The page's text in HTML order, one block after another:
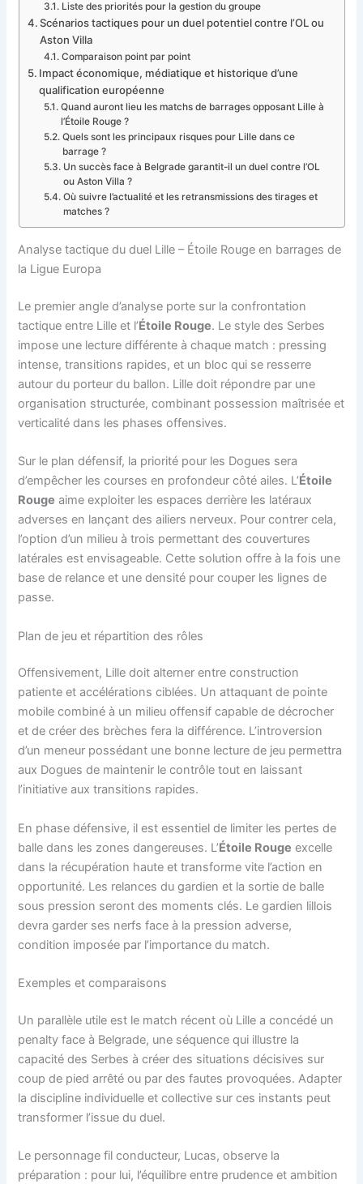
Liste des priorités pour la gestion du groupe
Scénarios tactiques pour un duel potentiel contre l’OL ou
Aston Villa
Comparaison point par point
Impact économique, médiatique et historique d’une
qualification européenne
Quand auront lieu les matchs de barrages opposant Lille à
l’Étoile Rouge ?
Quels sont les principaux risques pour Lille dans ce
barrage ?
Un succès face à Belgrade garantit-il un duel contre l’OL
ou Aston Villa ?
Où suivre l’actualité et les retransmissions des tirages et
matches ?
Analyse tactique du duel Lille – Étoile Rouge en barrages de
la Ligue Europa
Le premier angle d’analyse porte sur la confrontation
tactique entre Lille et l’Étoile Rouge. Le style des Serbes
impose une lecture différente à chaque match : pressing
intense, transitions rapides, et un bloc qui se resserre
autour du porteur du ballon. Lille doit répondre par une
organisation structurée, combinant possession maîtrisée et
verticalité dans les phases offensives.
Sur le plan défensif, la priorité pour les Dogues sera
d’empêcher les courses en profondeur côté ailes. L’Étoile
Rouge aime exploiter les espaces derrière les latéraux
adverses en lançant des ailiers nerveux. Pour contrer cela,
l’option d’un milieu à trois permettant des couvertures
latérales est envisageable. Cette solution offre à la fois une
base de relance et une densité pour couper les lignes de
passe.
Plan de jeu et répartition des rôles
Offensivement, Lille doit alterner entre construction
patiente et accélérations ciblées. Un attaquant de pointe
mobile combiné à un milieu offensif capable de décrocher
et de créer des brèches fera la différence. L’introversion
d’un meneur possédant une bonne lecture de jeu permettra
aux Dogues de maintenir le contrôle tout en laissant
l’initiative aux transitions rapides.
En phase défensive, il est essentiel de limiter les pertes de
balle dans les zones dangereuses. L’Étoile Rouge excelle
dans la récupération haute et transforme vite l’action en
opportunité. Les relances du gardien et la sortie de balle
sous pression seront des moments clés. Le gardien lillois
devra garder ses nerfs face à la pression adverse,
condition imposée par l’importance du match.
Exemples et comparaisons
Un parallèle utile est le match récent où Lille a concédé un
penalty face à Belgrade, une séquence qui illustre la
capacité des Serbes à créer des situations décisives sur
coup de pied arrêté ou par des fautes provoquées. Adapter
la discipline individuelle et collective sur ces instants peut
transformer l’issue du duel.
Le personnage fil conducteur, Lucas, observe la
préparation : pour lui, l’équilibre entre prudence et ambition